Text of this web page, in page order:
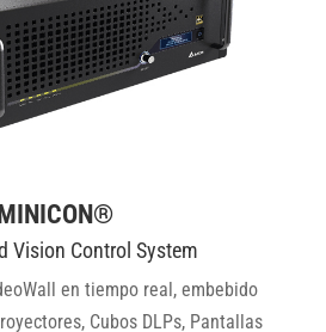
Vision Control System
en tiempo real, embebido
Cubos DLPs, Pantallas